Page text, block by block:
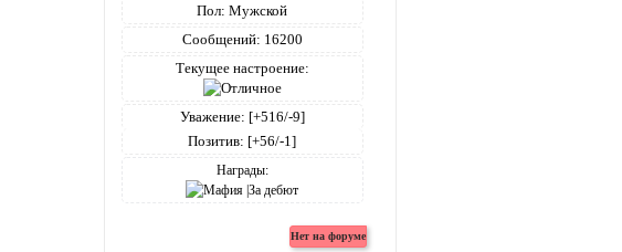
Пол: Мужской
Сообщений: 16200
Текущее настроение:
Уважение: [+516/-9]
Позитив: [+56/-1]
Награды: